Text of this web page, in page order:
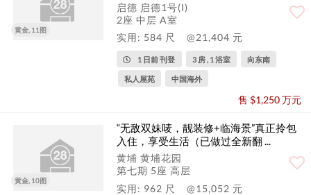
黄金, 11图
启德 启德1号(I)
2座 中层 A室
实用: 584 尺
@21,404 元
1 日前 刊登 3 房 , 1 浴室 向东南
私人屋苑 中国海外
售 $1,250 万元
黄金, 10图
“无敌双妹唛，靓装修+临海景”真正拎包
入住，享受生活（已做过全新翻 ...
黄埔 黄埔花园
第七期 5座 高层
实用: 962 尺
@15,052 元